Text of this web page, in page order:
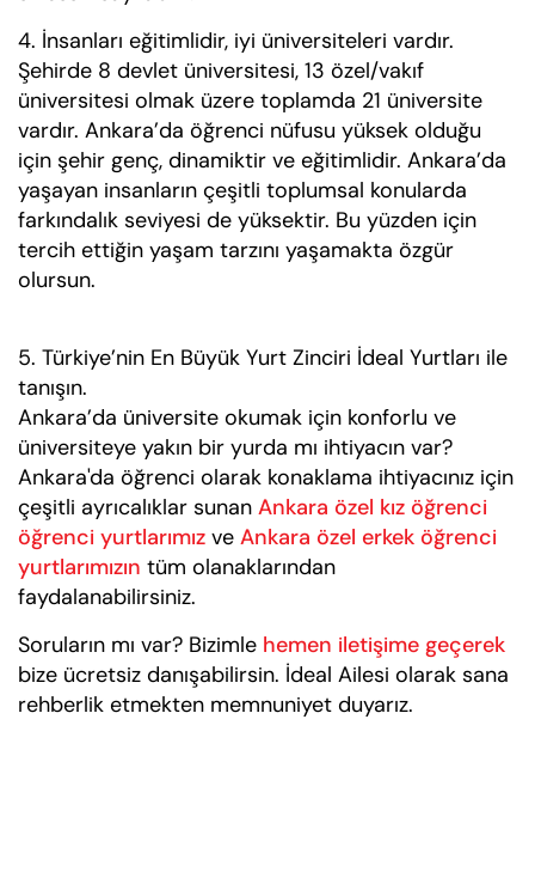
4. İnsanları eğitimlidir, iyi üniversiteleri vardır.
Şehirde 8 devlet üniversitesi, 13 özel/vakıf
üniversitesi olmak üzere toplamda 21 üniversite
vardır. Ankara’da öğrenci nüfusu yüksek olduğu
için şehir genç, dinamiktir ve eğitimlidir. Ankara’da
yaşayan insanların çeşitli toplumsal konularda
farkındalık seviyesi de yüksektir. Bu yüzden için
tercih ettiğin yaşam tarzını yaşamakta özgür
olursun.
5. Türkiye’nin En Büyük Yurt Zinciri İdeal Yurtları ile
tanışın.
Ankara’da üniversite okumak için konforlu ve
üniversiteye yakın bir yurda mı ihtiyacın var?
Ankara'da öğrenci olarak konaklama ihtiyacınız için
çeşitli ayrıcalıklar sunan Ankara özel kız öğrenci
öğrenci yurtlarımız ve Ankara özel erkek öğrenci
yurtlarımızın tüm olanaklarından
faydalanabilirsiniz.
Soruların mı var? Bizimle hemen iletişime geçerek
bize ücretsiz danışabilirsin. İdeal Ailesi olarak sana
rehberlik etmekten memnuniyet duyarız.